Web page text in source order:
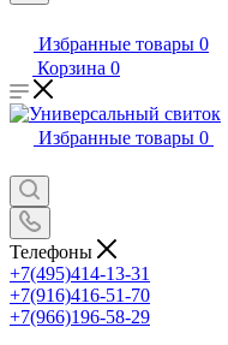
Избранные товары 0
Корзина 0
Избранные товары 0
Телефоны
+7(495)414-13-31
+7(916)416-51-70
+7(966)196-58-29